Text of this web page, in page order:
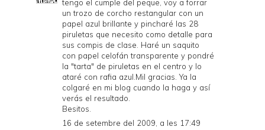
tengo el cumple del peque, voy a forrar
un trozo de corcho restangular con un
papel azul brillante y pincharé las 28
piruletas que necesito como detalle para
sus compis de clase. Haré un saquito
con papel celofán transparente y pondré
la "tarta" de piruletas en el centro y lo
ataré con rafia azul.Mil gracias. Ya la
colgaré en mi blog cuando la haga y así
verás el resultado.
Besitos.
16 de setembre del 2009, a les 17:49